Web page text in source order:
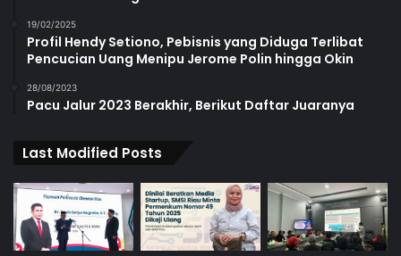
19/02/2025
Profil Hendy Setiono, Pebisnis yang Diduga Terlibat
Pencucian Uang Menipu Jerome Polin hingga Okin
28/08/2023
Pacu Jalur 2023 Berakhir, Berikut Daftar Juaranya
Last Modified Posts